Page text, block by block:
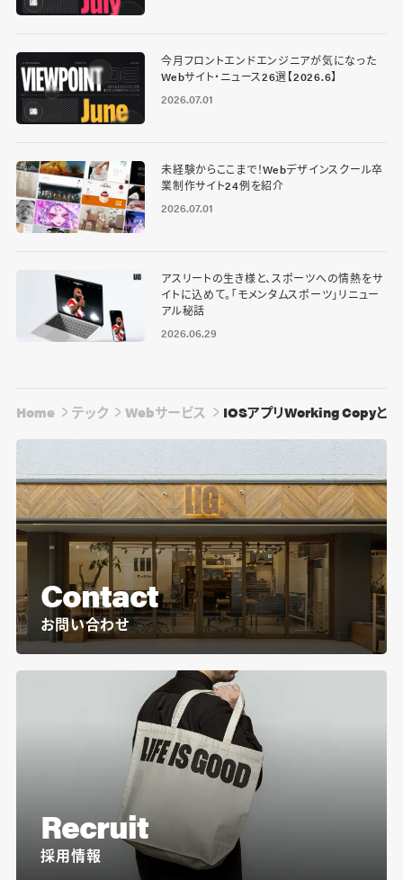
今月フロントエンドエンジニアが気になった
Webサイト・ニュース26選【2026.6】
2026.07.01
未経験からここまで！Webデザインスクール卒
業制作サイト24例を紹介
2026.07.01
アスリートの生き様と、スポーツへの情熱をサ
イトに込めて。「モメンタムスポーツ」リニュー
アル秘話
2026.06.29
Home テック Webサービス IOSアプリWorking Copyと
Contact
お問い合わせ
Recruit
採用情報